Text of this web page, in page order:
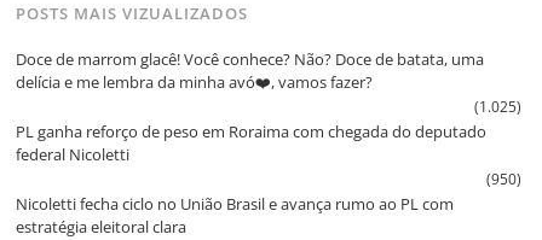
POSTS MAIS VIZUALIZADOS
Doce de marrom glacê! Você conhece? Não? Doce de batata, uma
delícia e me lembra da minha avó❤️, vamos fazer?
(1.025)
PL ganha reforço de peso em Roraima com chegada do deputado
federal Nicoletti
(950)
Nicoletti fecha ciclo no União Brasil e avança rumo ao PL com
estratégia eleitoral clara